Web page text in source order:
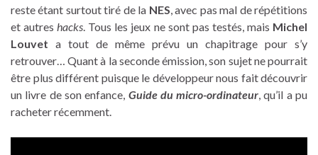
reste étant surtout tiré de la NES, avec pas mal de répétitions
et autreshacks. Tous les jeux ne sont pas testés, mais Michel
Louvet a tout de même prévu un chapitrage pour s’y
retrouver… Quant à la seconde émission, son sujet ne pourrait
être plus différent puisque le développeur nous fait découvrir
un livre de son enfance, Guide du micro-ordinateur, qu’il a pu
racheter récemment.